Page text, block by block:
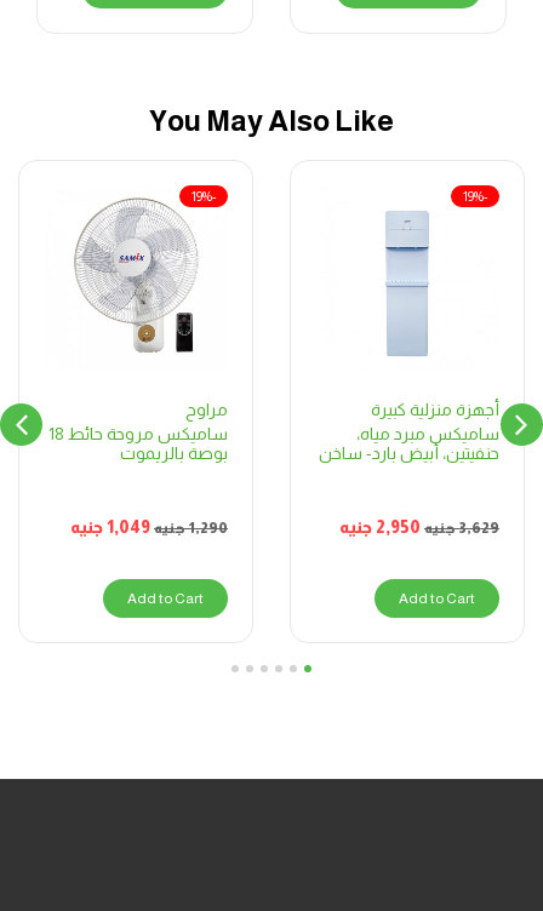
You May Also Like
أجهزة منزلية كبيرة
ساميكس مبرد مياه،
حنفيتين، أبيض بارد- ساخن
3,629جنيه 2,950 جنيه
-19%
Add to Cart
مراوح
ساميكس مروحة حائط 18
بوصة بالريموت
1,290جنيه 1,049جنيه
-19%
Add to Cart
1
2